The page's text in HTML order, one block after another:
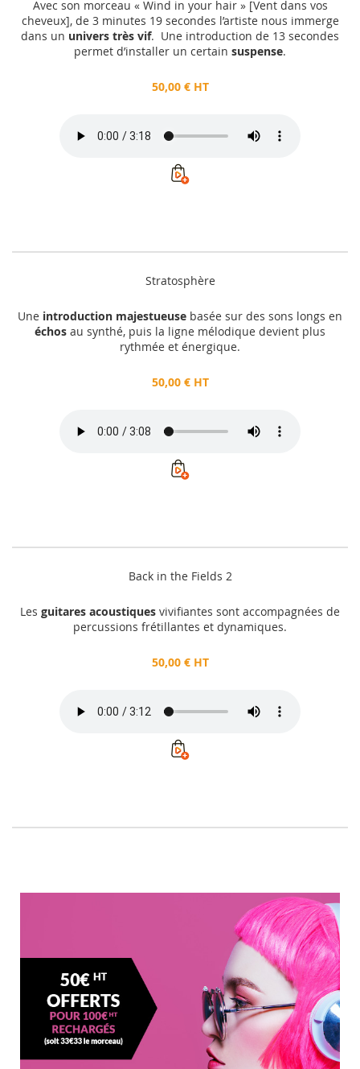
Avec son morceau « Wind in your hair » [Vent dans vos
cheveux], de 3 minutes 19 secondes l’artiste nous immerge
dans un univers très vif. Une introduction de 13 secondes
permet d’installer un certain suspense.
50,00 € HT
Stratosphère
Une introduction majestueuse basée sur des sons longs en
échos au synthé, puis la ligne mélodique devient plus
rythmée et énergique.
50,00 € HT
Back in the Fields 2
Les guitares acoustiques vivifiantes sont accompagnées de
percussions frétillantes et dynamiques.
50,00 € HT